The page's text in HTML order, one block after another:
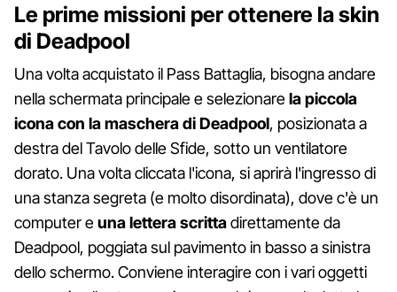
Le prime missioni per ottenere la skin
di Deadpool
Una volta acquistato il Pass Battaglia, bisogna andare
nella schermata principale e selezionarela piccola
icona con la maschera di Deadpool, posizionata a
destra del Tavolo delle Sfide, sotto un ventilatore
dorato. Una volta cliccata l'icona, si aprirà l'ingresso di
una stanza segreta (e molto disordinata), dove c'è un
computer euna lettera scrittadirettamente da
Deadpool, poggiata sul pavimento in basso a sinistra
dello schermo. Conviene interagire con i vari oggetti